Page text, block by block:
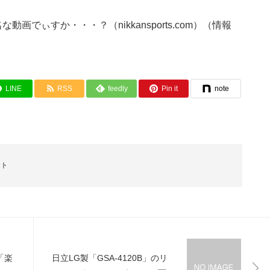
動画でぃすか・・・？（nikkansports.com）（情報
LINE RSS feedly Pin it note
楽
日立LG製「GSA-4120B」のリ